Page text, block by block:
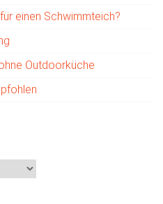
einen Schwimmteich?
Outdoorküche